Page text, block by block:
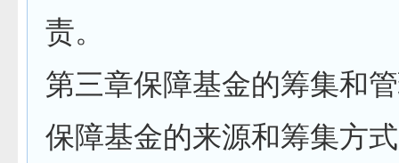
责。
第三章保障基金的筹集和
保障基金的来源和筹集方